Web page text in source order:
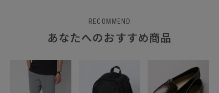
RECOMMEND
あなたへのおすすめ商品